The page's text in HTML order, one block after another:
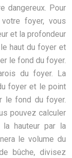
dangereux. Pour
foyer, vous
et la profondeur
haut du foyer et
le fond du foyer.
du foyer. La
foyer et le point
le fond du foyer.
pouvez calculer
hauteur par la
le volume du
bûche, divisez